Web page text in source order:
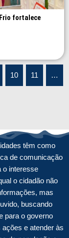
fortalece
10 11 …
têm como
de comunicação
o interesse
o cidadão não
mas
buscando
para o governo
e atender às